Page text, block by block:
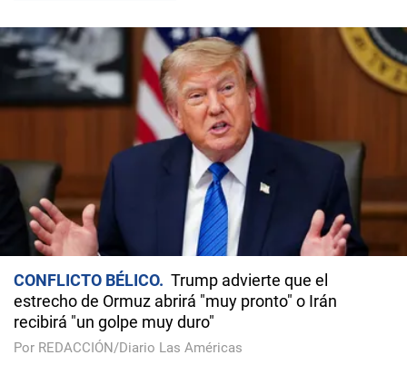
CONFLICTO BÉLICO
Trump advierte que el
estrecho de Ormuz abrirá "muy pronto" o Irán
recibirá "un golpe muy duro"
Por REDACCIÓN/Diario Las Américas